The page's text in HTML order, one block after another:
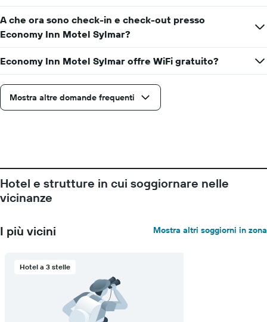
grafico
ha
1
asse
a
indicare
i
presenta
1
asse
indicare
medio
A che ora sono check-in e check-out presso
Economy Inn Motel Sylmar?
Economy Inn Motel Sylmar offre WiFi gratuito?
Mostra altre domande frequenti
Hotel e strutture in cui soggiornare nelle
vicinanze
I più vicini Mostra altri soggiorni in zona
Hotel a 3 stelle